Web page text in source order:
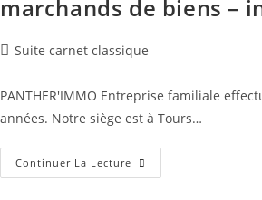
marchands de biens –
PostSuite carnet classique
PANTHER'IMMO Entreprise familiale
années. Notre siège est à Tours…
Continuer La Lecture Marchands
De